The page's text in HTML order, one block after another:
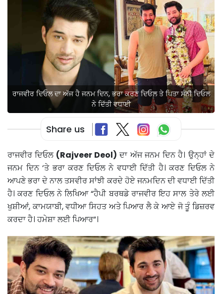
ਰਾਜਵੀਰ ਦਿਓਲ ਦਾ ਅੱਜ ਹੈ ਜਨਮ ਦਿਨ, ਭਰਾ ਕਰਣ ਦਿਓਲ ਤੇ ਪਿਤਾ ਸੰਨੀ ਦਿਓਲ
ਨੇ ਦਿੱਤੀ ਵਧਾਈ
Share us
ਰਾਜਵੀਰ ਦਿਓਲ (Rajveer Deol) ਦਾ ਅੱਜ ਜਨਮ ਦਿਨ ਹੈ। ਉਨ੍ਹਾਂ ਦੇ
ਜਨਮ ਦਿਨ ‘ਤੇ ਭਰਾ ਕਰਣ ਦਿਓਲ ਨੇ ਵਧਾਈ ਦਿੱਤੀ ਹੈ। ਕਰਣ ਦਿਓਲ ਨੇ
ਆਪਣੇ ਭਰਾ ਦੇ ਨਾਲ ਤਸਵੀਰ ਸਾਂਝੀ ਕਰਦੇ ਹੋਏ ਜਨਮਦਿਨ ਦੀ ਵਧਾਈ ਦਿੱਤੀ
ਹੈ। ਕਰਣ ਦਿਓਲ ਨੇ ਲਿਖਿਆ “ਹੈਪੀ ਬਰਥਡੇ ਰਾਜਵੀਰ ਇਹ ਸਾਲ ਤੇਰੇ ਲਈ
ਖੁਸ਼ੀਆਂ, ਕਾਮਯਾਬੀ, ਵਧੀਆ ਸਿਹਤ ਅਤੇ ਪਿਆਰ ਲੈ ਕੇ ਆਏ ਜੋ ਤੂੰ ਡਿਜ਼ਰਵ
ਕਰਦਾ ਹੈ। ਹਮੇਸ਼ਾ ਲਈ ਪਿਆਰ”।